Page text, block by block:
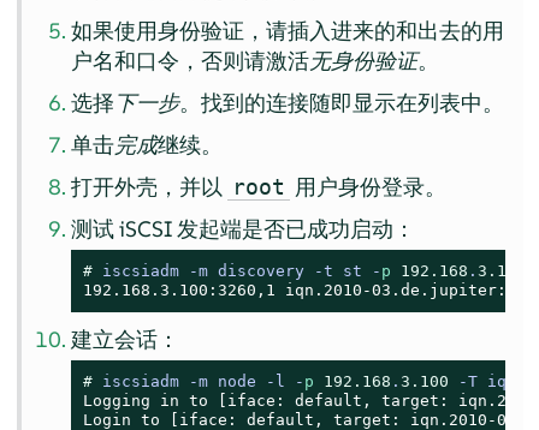
如果使用身份验证，请插入进来的和出去的用
户名和口令，否则请激活无身份验证。
选择下一步。找到的连接随即显示在列表中。
单击完成继续。
打开外壳，并以 root 用户身份登录。
测试 iSCSI 发起端是否已成功启动：
# iscsiadm -m discovery -t st - p 192.168 .3.100
192.168.3.100:3260,1 iqn.2010-
建立会话：
# iscsiadm -m node -l - p 192.168 .3.100 -T iqn.
Logging in to [iface: default, target:
Login to [iface: default, target: iqn.2010-